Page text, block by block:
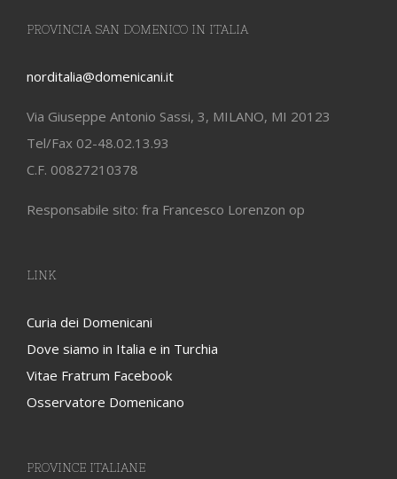
PROVINCIA SAN DOMENICO IN ITALIA
norditalia@domenicani.it
Via Giuseppe Antonio Sassi, 3, MILANO, MI 20123
Tel/Fax 02-48.02.13.93
C.F. 00827210378
Responsabile sito: fra Francesco Lorenzon op
LINK
Curia dei Domenicani
Dove siamo in Italia e in Turchia
Vitae Fratrum Facebook
Osservatore Domenicano
PROVINCE ITALIANE